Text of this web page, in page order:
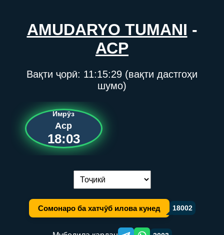
AMUDARYO TUMANI -
АСР
Вақти ҷорӣ: 11:15:29 (вақти дастгоҳи
шумо)
Имрӯз
Аср
18:03
Иваз кардани забон:
Сомонаро ба хатчӯб илова кунед 18002